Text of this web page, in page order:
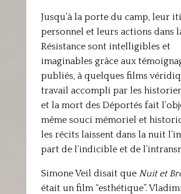
Jusqu’à la porte du camp, leur
personnel et leurs actions dans
Résistance sont intelligibles et
imaginables grâce aux
publiés, à quelques films
travail accompli par les
et la mort des Déportés fait
même souci mémoriel et
les récits laissent dans la nuit
part de l’indicible et de
Simone Veil disait que Nuit et
était un film “esthétique”.